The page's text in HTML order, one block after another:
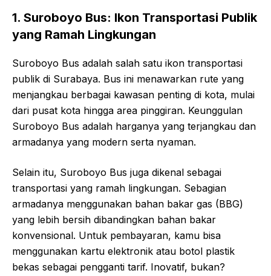
1. Suroboyo Bus: Ikon Transportasi Publik
yang Ramah Lingkungan
Suroboyo Bus adalah salah satu ikon transportasi
publik di Surabaya. Bus ini menawarkan rute yang
menjangkau berbagai kawasan penting di kota, mulai
dari pusat kota hingga area pinggiran. Keunggulan
Suroboyo Bus adalah harganya yang terjangkau dan
armadanya yang modern serta nyaman.
Selain itu, Suroboyo Bus juga dikenal sebagai
transportasi yang ramah lingkungan. Sebagian
armadanya menggunakan bahan bakar gas (BBG)
yang lebih bersih dibandingkan bahan bakar
konvensional. Untuk pembayaran, kamu bisa
menggunakan kartu elektronik atau botol plastik
bekas sebagai pengganti tarif. Inovatif, bukan?